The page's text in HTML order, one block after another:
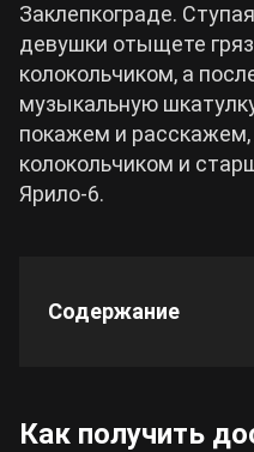
Wuthering Waves
Roblox
Hogwarts Legacy
Все игры
Заклепкограде.
девушки отыщете
колокольчиком, а
музыкальную
покажем и расскажем,
колокольчиком и
Ярило-6.
Содержание
Как получить